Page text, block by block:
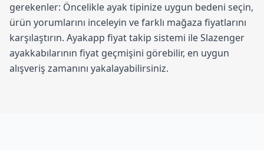
gerekenler: Öncelikle ayak tipinize uygun bedeni seçin,
ürün yorumlarını inceleyin ve farklı mağaza fiyatlarını
karşılaştırın. Ayakapp fiyat takip sistemi ile Slazenger
ayakkabılarının fiyat geçmişini görebilir, en uygun
alışveriş zamanını yakalayabilirsiniz.